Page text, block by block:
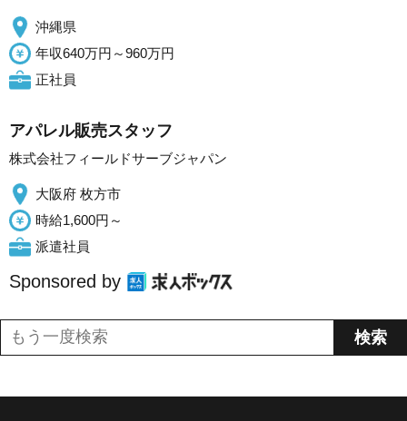
沖縄県
年収640万円～960万円
正社員
アパレル販売スタッフ
株式会社フィールドサーブジャパン
大阪府 枚方市
時給1,600円～
派遣社員
Sponsored by